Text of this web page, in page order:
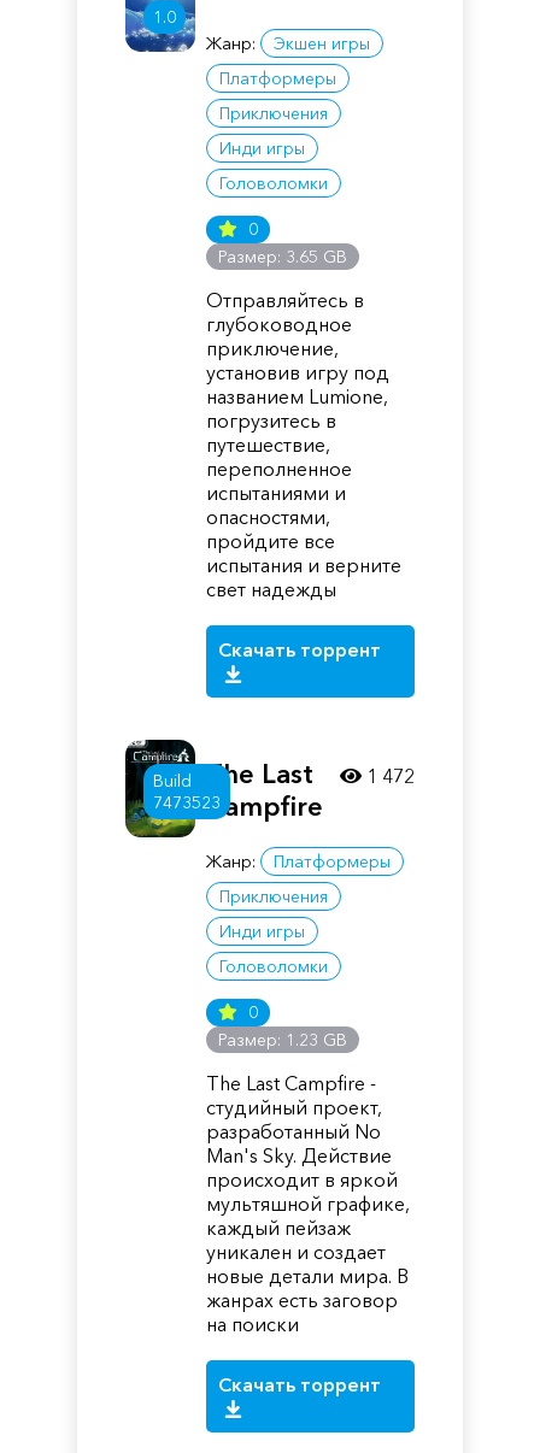
1.0
Жанр:
Экшен игры
Платформеры
Приключения
Инди игры
Головоломки
0
Размер: 3.65 GB
Отправляйтесь в
глубоководное
приключение,
установив игру под
названием Lumione,
погрузитесь в
путешествие,
переполненное
испытаниями и
опасностями,
пройдите все
испытания и верните
свет надежды
Скачать торрент
Build
7473523
The Last
Campfire
Жанр:
Платформеры
Приключения
Инди игры
Головоломки
0
Размер: 1.23 GB
The Last Campfire -
студийный проект,
разработанный No
Man's Sky. Действие
происходит в яркой
мультяшной графике,
каждый пейзаж
уникален и создает
новые детали мира. В
жанрах есть заговор
на поиски
Скачать торрент
1 472